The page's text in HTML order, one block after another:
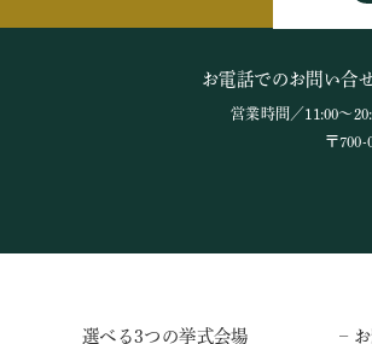
お電話でのお問い合
営業時間／11:00～
〒
選べる3つの挙式会場 –